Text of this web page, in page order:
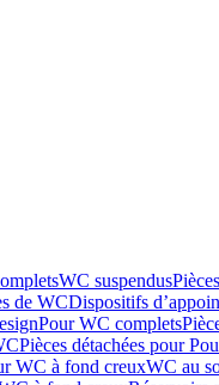
WC suspendus
de WCDispositifs
Pour WC complets
Pièces détachées pour
WC à fond creuxWC au